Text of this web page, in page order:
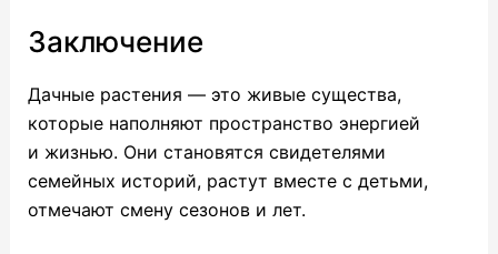
Заключение
Дачные растения — это живые существа,
которые наполняют пространство энергией
и жизнью. Они становятся свидетелями
семейных историй, растут вместе с детьми,
отмечают смену сезонов и лет.